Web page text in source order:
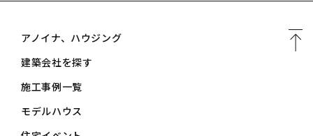
アノイナ、ハウジング
建築会社を探す
施工事例一覧
モデルハウス